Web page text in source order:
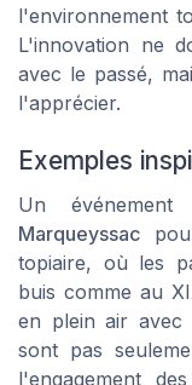
l'environnement
L'innovation ne
avec le passé,
l'apprécier.
Exemples
Un
Marqueyssac
topiaire, où les
buis comme au
en plein air avec
sont pas
l'engagement